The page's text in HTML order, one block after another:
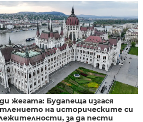
жегата: Будапеща изгася
на историческите си
за да пести